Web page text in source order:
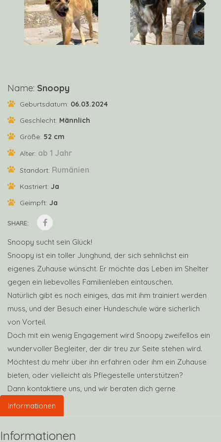
Next
Name: Snoopy
Geburtsdatum: 06.03.2024
Geschlecht: Männlich
Größe: 52 cm
Alter: ab 1 Jahr
Standort: Rumänien
Kastriert: Ja
Geimpft: Ja
SHARE:
Snoopy sucht sein Glück!
Snoopy ist ein toller Junghund, der sich sehnlichst ein
eigenes Zuhause wünscht. Er möchte das Leben im Shelter
gegen ein liebevolles Familienleben eintauschen.
Natürlich gibt es noch einiges, das mit ihm trainiert werden
muss, und der Besuch einer Hundeschule wäre sicherlich
von Vorteil.
Doch mit ein wenig Engagement wird Snoopy zweifellos ein
wundervoller Begleiter, der dir treu zur Seite stehen wird.
Möchtest du mehr über ihn erfahren oder ihm ein Zuhause
bieten, oder vielleicht als Pflegestelle unterstützen?
Dann kontaktiere uns, und wir beraten dich gerne
Informationen
Informationen